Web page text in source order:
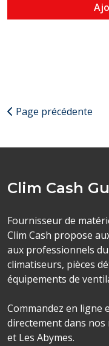
Page précédente
Clim Cash
Fournisseur de
Clim Cash propose
aux professionnels
climatiseurs, pièces
équipements de
Commandez en ligne
directement dans
et Les Abymes.